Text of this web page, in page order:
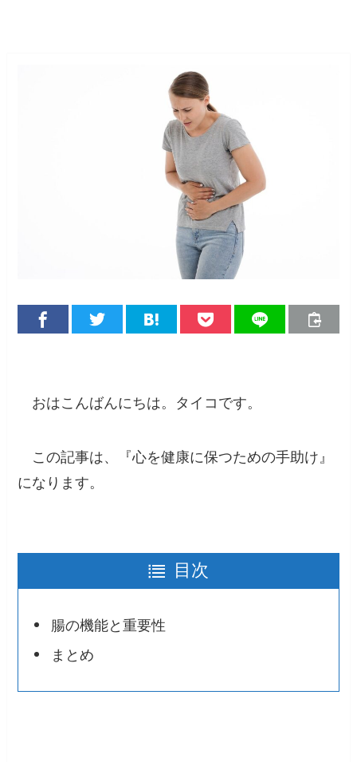
おはこんばんにちは。タイコです。
この記事は、『心を健康に保つための手助け』
になります。
目次
腸の機能と重要性
まとめ